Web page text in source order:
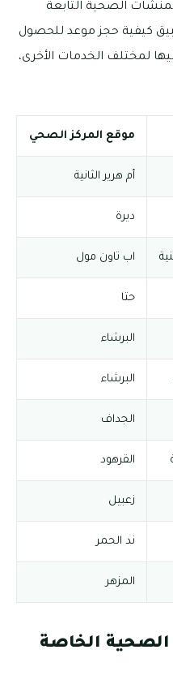
الصحية التابعة
كيفية حجز موعد للحصول
لمختلف الخدمات الأخرى،
موقع المركز الصحي
أم هرير الثانية
ديرة
اب تاون مول
حتا
البرشاء
البرشاء
الجداف
القرهود
زعبيل
ند الحمر
المزهر
الصحية الخاصة